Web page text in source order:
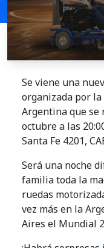
Se viene una
organizada por
Argentina que se
octubre a las
Santa Fe 4201,
Será una noche
familia toda la
ruedas
vez más en la
Aires el Mundial